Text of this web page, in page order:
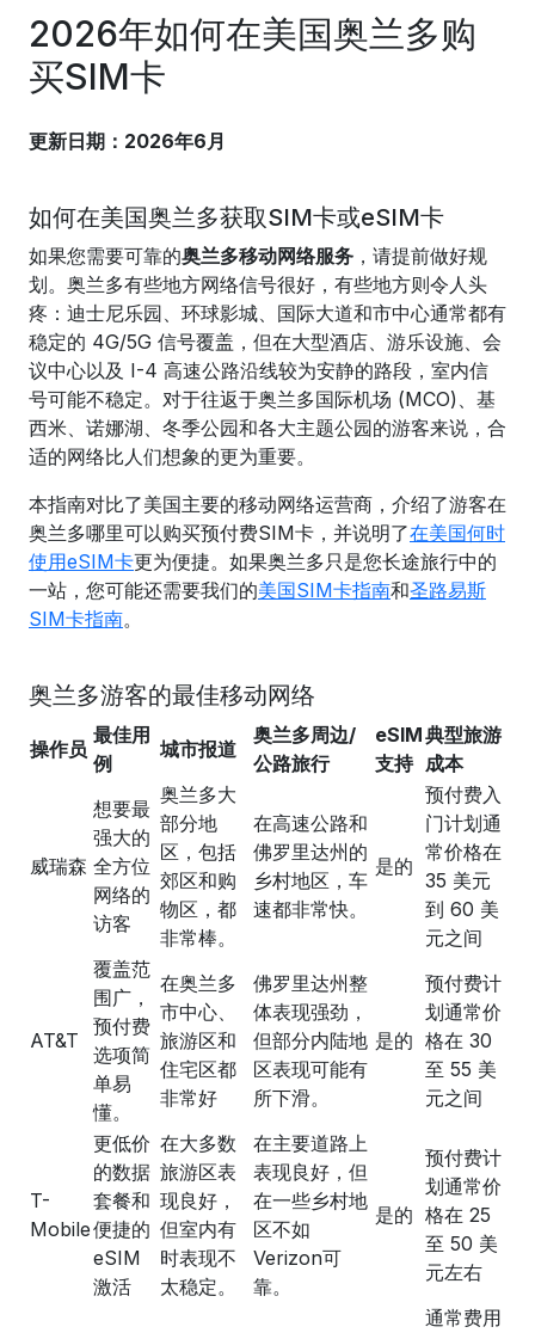
2026年如何在美国奥兰多购
买SIM卡
更新日期：2026年6月
如何在美国奥兰多获取SIM卡或eSIM卡
如果您需要可靠的奥兰多移动网络服务 ，请提前做好规
划。奥兰多有些地方网络信号很好，有些地方则令人头
疼：迪士尼乐园、环球影城、国际大道和市中心通常都有
稳定的 4G/5G 信号覆盖，但在大型酒店、游乐设施、会
议中心以及 I-4 高速公路沿线较为安静的路段，室内信
号可能不稳定。对于往返于奥兰多国际机场 (MCO)、基
西米、诺娜湖、冬季公园和各大主题公园的游客来说，合
适的网络比人们想象的更为重要。
本指南对比了美国主要的移动网络运营商，介绍了游客在
奥兰多哪里可以购买预付费SIM卡，并说明了在美国何时
使用eSIM卡更为便捷。如果奥兰多只是您长途旅行中的
一站，您可能还需要我们的美国SIM卡指南和圣路易斯
SIM卡指南。
奥兰多游客的最佳移动网络
操作员
最佳用
例
城市报道
奥兰多周边/
公路旅行
eSIM
支持
典型旅游
成本
威瑞森
想要最
强大的
全方位
网络的
访客
奥兰多大
部分地
区，包括
郊区和购
物区，都
非常棒。
在高速公路和
佛罗里达州的
乡村地区，车
速都非常快。
是的
预付费入
门计划通
常价格在
35 美元
到 60 美
元之间
AT&T
覆盖范
围广，
预付费
选项简
单易
懂。
在奥兰多
市中心、
旅游区和
住宅区都
非常好
佛罗里达州整
体表现强劲，
但部分内陆地
区表现可能有
所下滑。
是的
预付费计
划通常价
格在 30
至 55 美
元之间
T-
Mobile
更低价
的数据
套餐和
便捷的
eSIM
激活
在大多数
旅游区表
现良好，
但室内有
时表现不
太稳定。
在主要道路上
表现良好，但
在一些乡村地
区不如
Verizon可
靠。
是的
预付费计
划通常价
格在 25
至 50 美
元左右
通常费用